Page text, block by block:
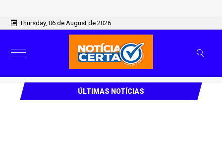
Thursday, 06 de August de 2026
ÚLTIMAS NOTÍCIAS